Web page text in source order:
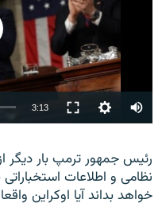
Auto
240p
available
3:13
360p
480p
رئیس جمهور ترمپ بار
نظامی و اطلاعات
خواهد بداند آیا اوکراین